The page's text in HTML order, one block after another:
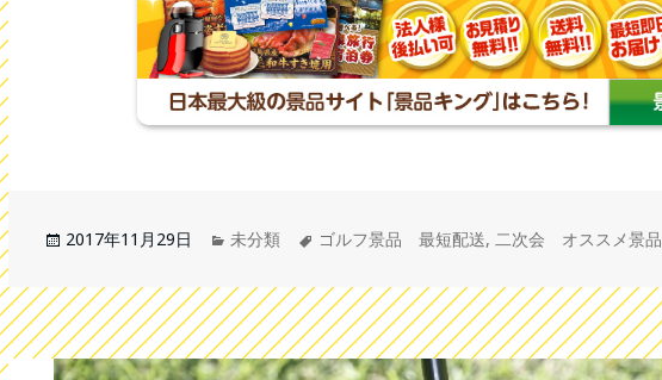
2017年11月29日 未分類 ゴルフ景品 最短配送, 二次会 オススメ景品